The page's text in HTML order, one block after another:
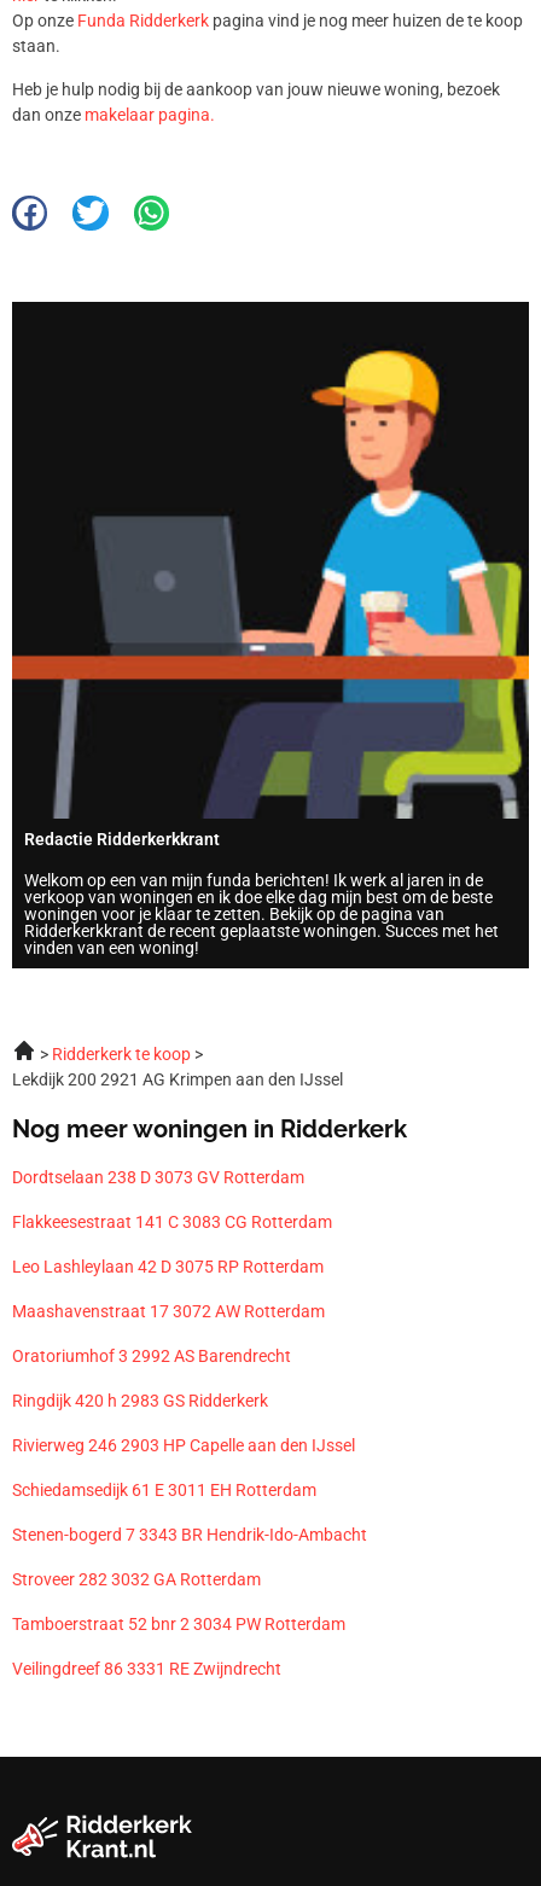
Op onze Funda Ridderkerk pagina vind je nog meer huizen de te koop
staan.
Heb je hulp nodig bij de aankoop van jouw nieuwe woning, bezoek
dan onze makelaar pagina.
Redactie Ridderkerkkrant
Welkom op een van mijn funda berichten! Ik werk al jaren in de
verkoop van woningen en ik doe elke dag mijn best om de beste
woningen voor je klaar te zetten. Bekijk op de pagina van
Ridderkerkkrant de recent geplaatste woningen. Succes met het
vinden van een woning!
Ridderkerk te koop
Lekdijk 200 2921 AG Krimpen aan den IJssel
Nog meer woningen in Ridderkerk
Dordtselaan 238 D 3073 GV Rotterdam
Flakkeesestraat 141 C 3083 CG Rotterdam
Leo Lashleylaan 42 D 3075 RP Rotterdam
Maashavenstraat 17 3072 AW Rotterdam
Oratoriumhof 3 2992 AS Barendrecht
Ringdijk 420 h 2983 GS Ridderkerk
Rivierweg 246 2903 HP Capelle aan den IJssel
Schiedamsedijk 61 E 3011 EH Rotterdam
Stenen-bogerd 7 3343 BR Hendrik-Ido-Ambacht
Stroveer 282 3032 GA Rotterdam
Tamboerstraat 52 bnr 2 3034 PW Rotterdam
Veilingdreef 86 3331 RE Zwijndrecht